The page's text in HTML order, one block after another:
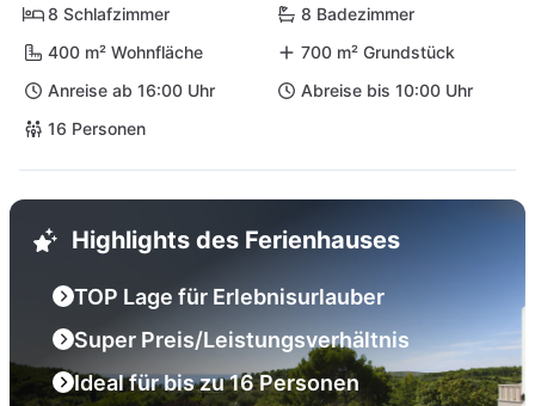
8 Schlafzimmer
8 Badezimmer
400 m² Wohnfläche
700 m² Grundstück
Anreise ab 16:00 Uhr
Abreise bis 10:00 Uhr
16 Personen
Highlights des Ferienhauses
TOP Lage für Erlebnisurlauber
Super Preis/Leistungsverhältnis
Ideal für bis zu 16 Personen